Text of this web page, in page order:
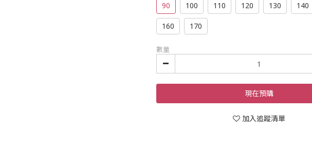
90 100 110 120 130 140
160 170
數量
現在預購
加入追蹤清單